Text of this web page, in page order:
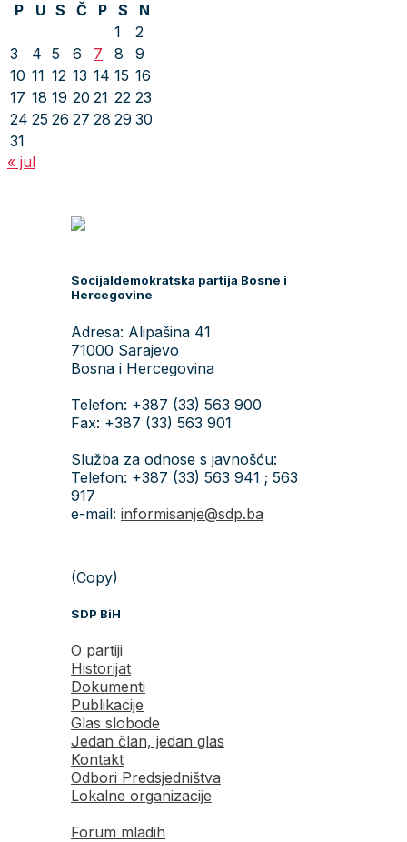
P
U S Č P S
N
1
2
3
4 5 6 7 8
9
10 11 12 13 14 15 16
17 18 19 20 21 22 23
24 25 26 27 28 29 30
31
« jul
Socijaldemokratska partija Bosne i
Hercegovine
Adresa: Alipašina 41
71000 Sarajevo
Bosna i Hercegovina
Telefon: +387 (33) 563 900
Fax: +387 (33) 563 901
Služba za odnose s javnošću:
Telefon: +387 (33) 563 941 ; 563
917
e-mail: informisanje@sdp.ba
(Copy)
SDP BiH
O partiji
Historijat
Dokumenti
Publikacije
Glas slobode
Jedan član, jedan glas
Kontakt
Odbori Predsjedništva
Lokalne organizacije
Forum mladih